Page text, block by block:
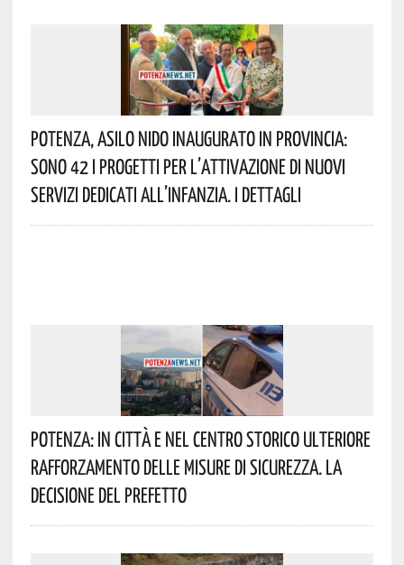
Potenza, Asilo Nido Inaugurato In Provincia:
Sono 42 I Progetti Per L’attivazione Di Nuovi
Servizi Dedicati All’infanzia. I Dettagli
Potenza: In Città E Nel Centro Storico Ulteriore
Rafforzamento Delle Misure Di Sicurezza. La
Decisione Del Prefetto